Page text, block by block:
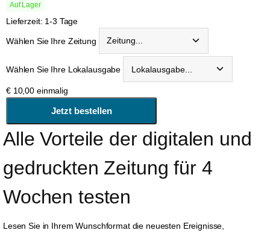
Auf Lager
Lieferzeit: 1-3 Tage
Wählen Sie Ihre Zeitung
Wählen Sie Ihre Lokalausgabe
€ 10,00 einmalig
Alle Vorteile der digitalen und
gedruckten Zeitung für 4
Wochen testen
Lesen Sie in Ihrem Wunschformat die neuesten Ereignisse,